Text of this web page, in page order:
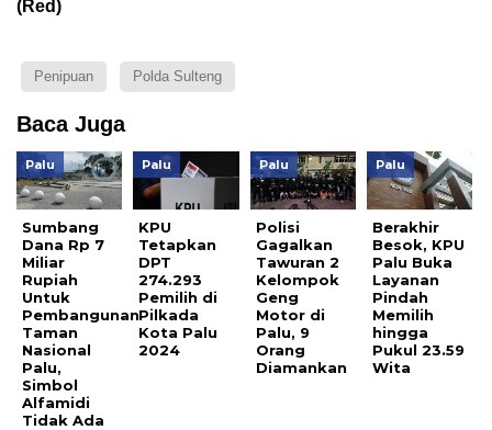
(Red)
Penipuan Polda Sulteng
Baca Juga
Palu
Sumbang
Dana Rp 7
Miliar
Rupiah
Untuk
Pembangunan
Taman
Nasional
Palu,
Simbol
Alfamidi
Tidak Ada
Palu
KPU
Tetapkan
DPT
274.293
Pemilih di
Pilkada
Kota Palu
2024
Palu
Polisi
Gagalkan
Tawuran 2
Kelompok
Geng
Motor di
Palu, 9
Orang
Diamankan
Palu
Berakhir
Besok, KPU
Palu Buka
Layanan
Pindah
Memilih
hingga
Pukul 23.59
Wita